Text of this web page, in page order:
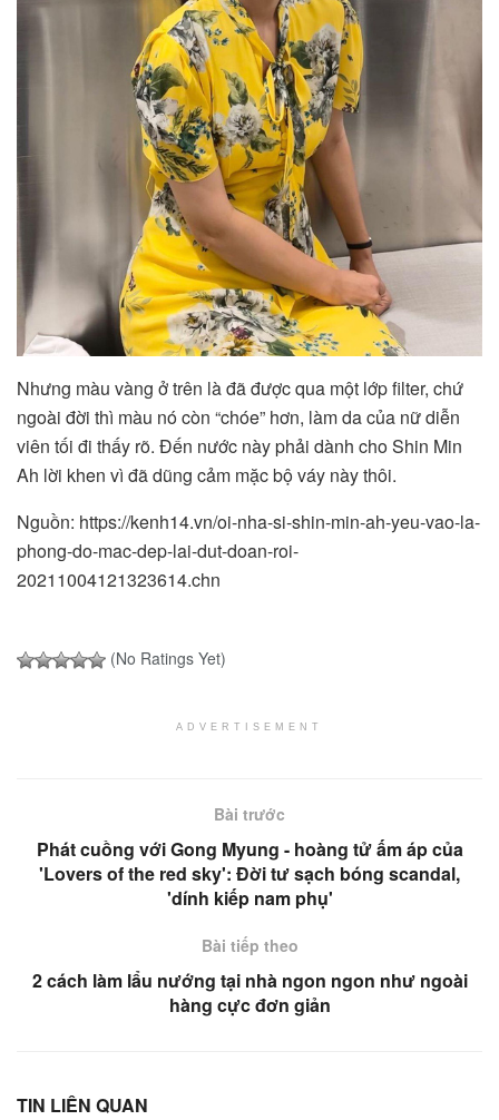
Nhưng màu vàng ở trên là đã được qua một lớp filter, chứ
ngoài đời thì màu nó còn “chóe” hơn, làm da của nữ diễn
viên tối đi thấy rõ. Đến nước này phải dành cho Shin Min
Ah lời khen vì đã dũng cảm mặc bộ váy này thôi.
Nguồn: https://kenh14.vn/oi-nha-si-shin-min-ah-yeu-vao-la-
phong-do-mac-dep-lai-dut-doan-roi-
20211004121323614.chn
(No Ratings Yet)
ADVERTISEMENT
Bài trước
Phát cuồng với Gong Myung - hoàng tử ấm áp của
'Lovers of the red sky': Đời tư sạch bóng scandal,
'dính kiếp nam phụ'
Bài tiếp theo
2 cách làm lẩu nướng tại nhà ngon ngon như ngoài
hàng cực đơn giản
TIN LIÊN QUAN